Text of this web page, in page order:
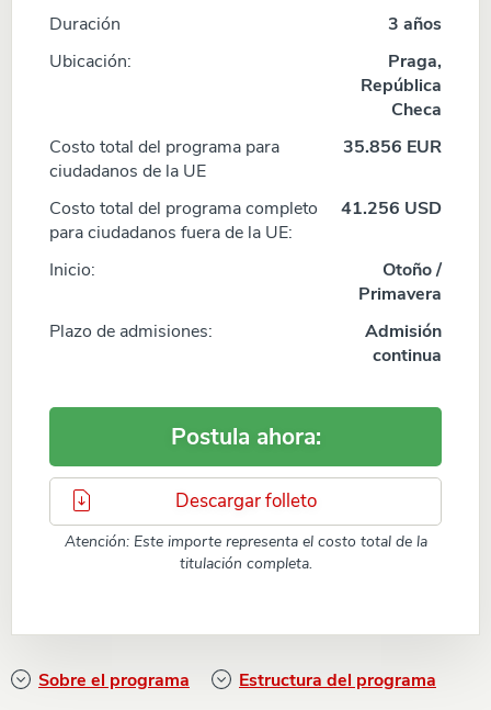
Sobre el programa
Estructura del programa
Duración
3 años
Ubicación:
Praga,
República
Checa
Costo total del programa para
ciudadanos de la UE
35.856 EUR
Costo total del programa completo
para ciudadanos fuera de la UE:
41.256 USD
Inicio:
Otoño /
Primavera
Plazo de admisiones:
Admisión
continua
Postula ahora:
Descargar folleto
Atención: Este importe representa el costo total de la
titulación completa.